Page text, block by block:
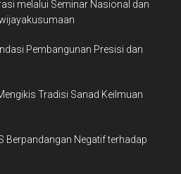
melalui Seminar Nasional dan
Pembangunan Presisi dan
Tradisi Sanad Keilmuan
Berpandangan Negatif terhadap